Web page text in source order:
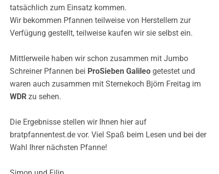
tatsächlich zum Einsatz kommen.
Wir bekommen Pfannen teilweise von Herstellern zur
Verfügung gestellt, teilweise kaufen wir sie selbst ein.
Mittlerweile haben wir schon zusammen mit Jumbo
Schreiner Pfannen bei ProSieben Galileo getestet und
waren auch zusammen mit Sternekoch Björn Freitag im
WDR zu sehen.
Die Ergebnisse stellen wir Ihnen hier auf
bratpfannentest.de vor. Viel Spaß beim Lesen und bei der
Wahl Ihrer nächsten Pfanne!